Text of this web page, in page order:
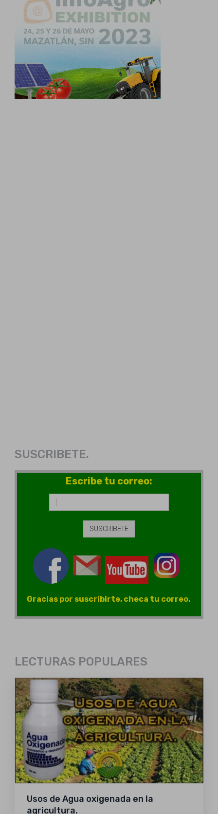
SUSCRIBETE.
Escribe tu correo:
Gracias por suscribirte, checa tu correo.
LECTURAS POPULARES
Usos de Agua oxigenada en la
agricultura.